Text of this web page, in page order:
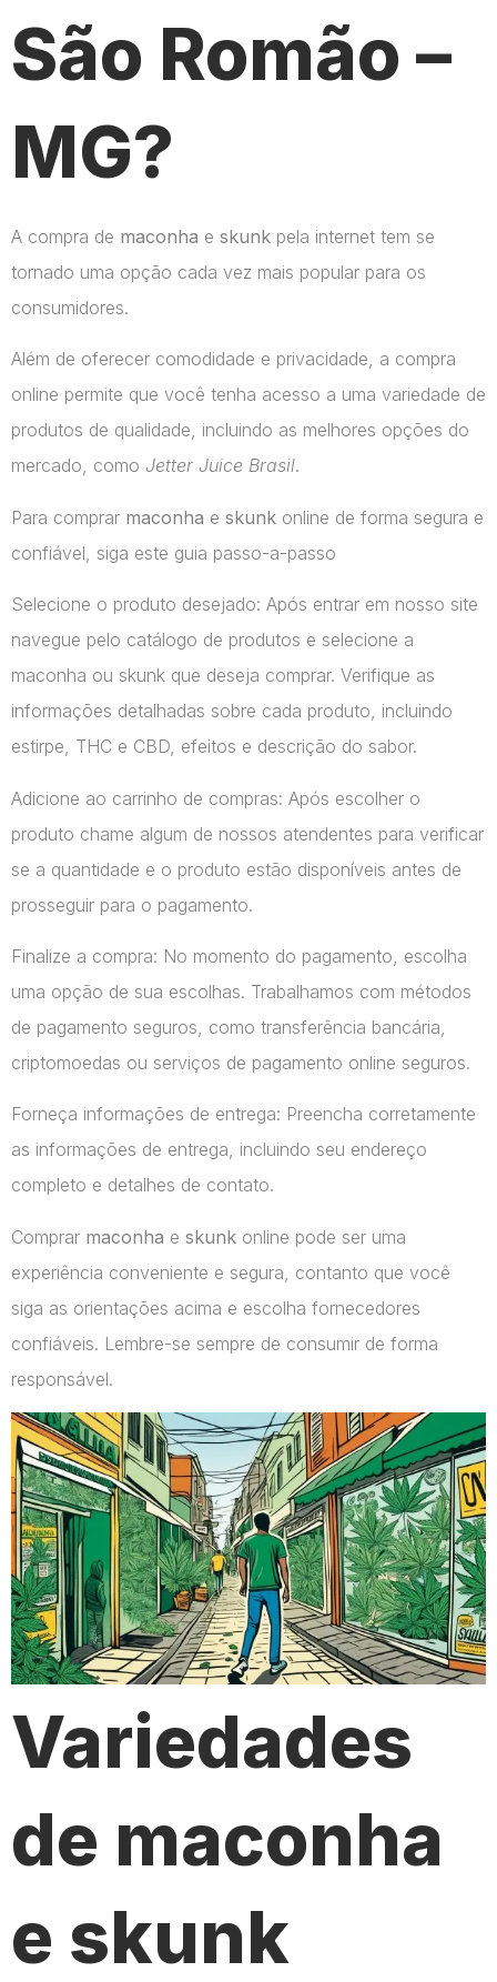
São Romão –
MG?
A compra de maconha e skunk pela internet tem se
tornado uma opção cada vez mais popular para os
consumidores.
Além de oferecer comodidade e privacidade, a compra
online permite que você tenha acesso a uma variedade de
produtos de qualidade, incluindo as melhores opções do
mercado, como Jetter Juice Brasil.
Para comprar maconha e skunk online de forma segura e
confiável, siga este guia passo-a-passo
Selecione o produto desejado: Após entrar em nosso site
navegue pelo catálogo de produtos e selecione a
maconha ou skunk que deseja comprar. Verifique as
informações detalhadas sobre cada produto, incluindo
estirpe, THC e CBD, efeitos e descrição do sabor.
Adicione ao carrinho de compras: Após escolher o
produto chame algum de nossos atendentes para verificar
se a quantidade e o produto estão disponíveis antes de
prosseguir para o pagamento.
Finalize a compra: No momento do pagamento, escolha
uma opção de sua escolhas. Trabalhamos com métodos
de pagamento seguros, como transferência bancária,
criptomoedas ou serviços de pagamento online seguros.
Forneça informações de entrega: Preencha corretamente
as informações de entrega, incluindo seu endereço
completo e detalhes de contato.
Comprar maconha e skunk online pode ser uma
experiência conveniente e segura, contanto que você
siga as orientações acima e escolha fornecedores
confiáveis. Lembre-se sempre de consumir de forma
responsável.
Variedades
de maconha
e skunk